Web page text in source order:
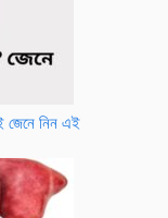
জেনে নিন এই